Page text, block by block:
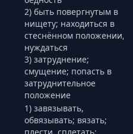
2) быть повергнутым в
нищету; находиться в
стеснённом положении,
нуждаться
3) затруднение;
смущение; попасть в
затруднительное
положение
1) завязывать,
обвязывать; вязать;